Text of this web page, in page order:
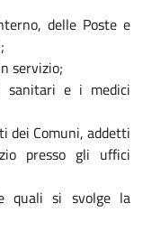
delle Poste e
servizio;
sanitari e i medici
dei Comuni, addetti
presso gli uffici
quali si svolge la